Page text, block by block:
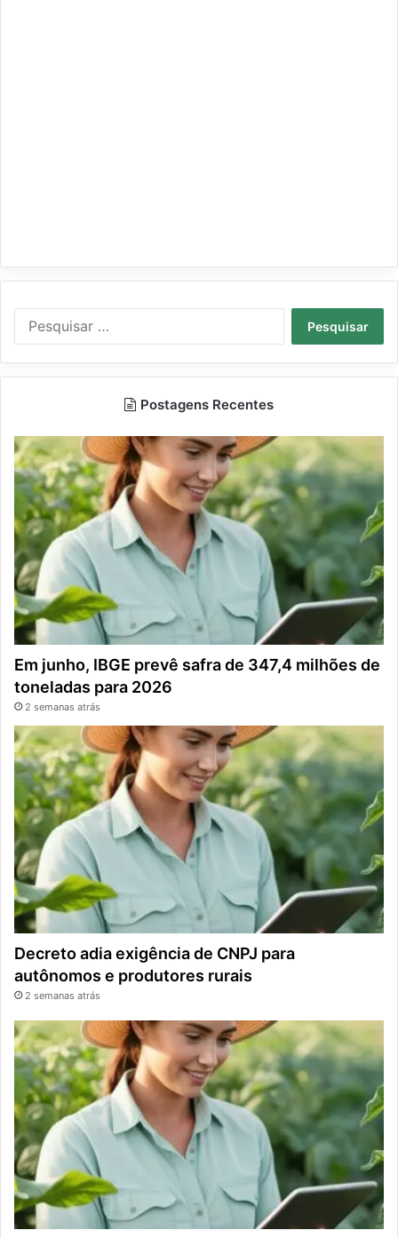
Postagens Recentes
Em junho, IBGE prevê safra de 347,4 milhões de
toneladas para 2026
2 semanas atrás
Decreto adia exigência de CNPJ para
autônomos e produtores rurais
2 semanas atrás